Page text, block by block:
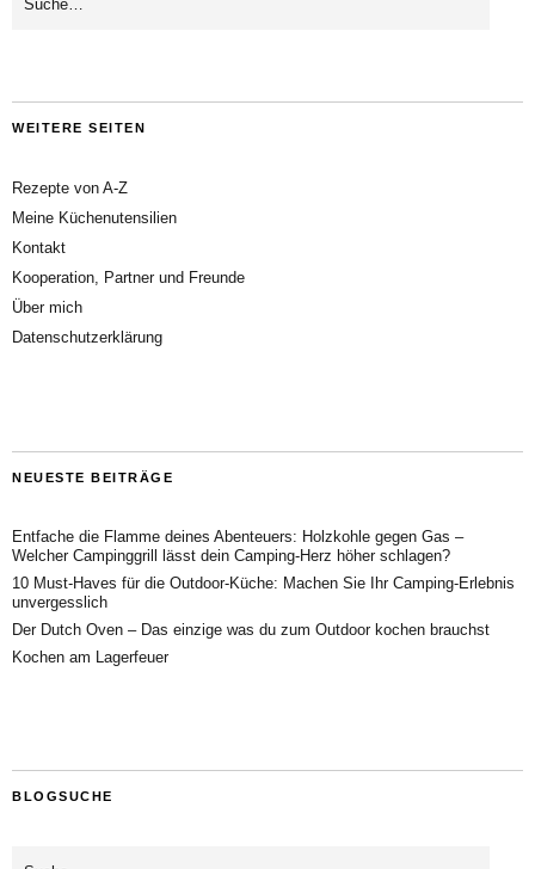
WEITERE SEITEN
Rezepte von A-Z
Meine Küchenutensilien
Kontakt
Kooperation, Partner und Freunde
Über mich
Datenschutzerklärung
NEUESTE BEITRÄGE
Entfache die Flamme deines Abenteuers: Holzkohle gegen Gas –
Welcher Campinggrill lässt dein Camping-Herz höher schlagen?
10 Must-Haves für die Outdoor-Küche: Machen Sie Ihr Camping-Erlebnis
unvergesslich
Der Dutch Oven – Das einzige was du zum Outdoor kochen brauchst
Kochen am Lagerfeuer
BLOGSUCHE